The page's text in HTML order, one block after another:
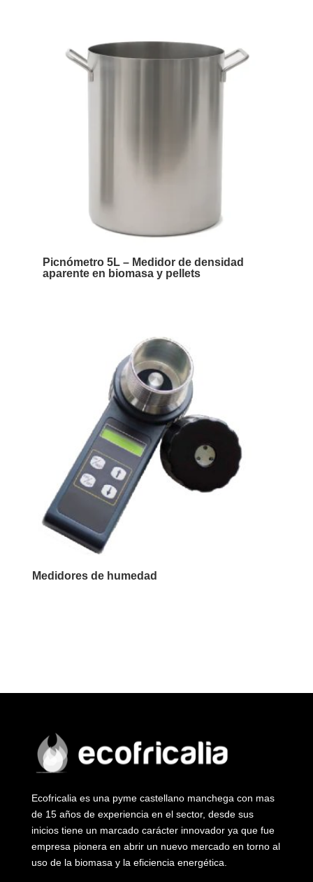
Picnómetro 5L – Medidor de densidad
aparente en biomasa y pellets
Medidores de humedad
Ecofricalia es una pyme castellano manchega con mas
de 15 años de experiencia en el sector, desde sus
inicios tiene un marcado carácter innovador ya que fue
empresa pionera en abrir un nuevo mercado en torno al
uso de la biomasa y la eficiencia energética.